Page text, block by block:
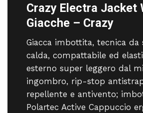
Crazy Electra Jacket
Giacche – Crazy
Giacca imbottita, tecnica da
calda, compattabile ed
esterno super leggero dal
ingombro, rip-stop
repellente e antivento;
Polartec Active Cappuccio